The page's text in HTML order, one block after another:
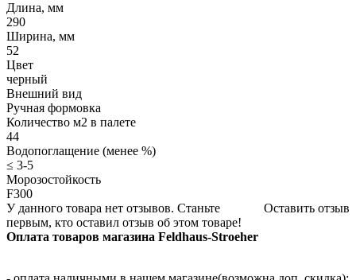
Длина, мм
290
Ширина, мм
52
Цвет
черный
Внешний вид
Ручная формовка
Количество м2 в палете
44
Водопоглащение (менее %)
≤ 3-5
Морозостойкость
F300
Оставить отзыв
У данного товара нет отзывов. Станьте
первым, кто оставил отзыв об этом товаре!
Оплата товаров магазина Feldhaus-Stroeher